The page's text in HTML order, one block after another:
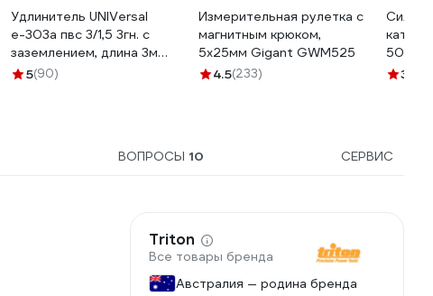
Удлинитель UNIVersal
е-303а пвс 3/1,5 3гн. с
заземлением, длина 3м
(еврослот) 1722
5(90)
Измерительная рулетка с
магнитным крюком,
5x25мм Gigant GWM525
4.5(233)
50м
3.5
ВОПРОСЫ 10 СЕРВИС
Triton
Все товары бренда
Австралия — родина бренда